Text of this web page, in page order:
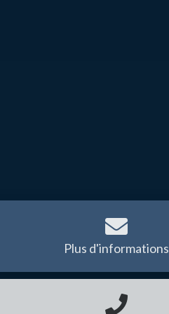
Plus d'informations